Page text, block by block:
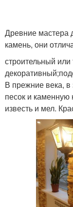
Древние мастера
камень, они
строительный
В прежние века,
песок и каменную
известь и мел.